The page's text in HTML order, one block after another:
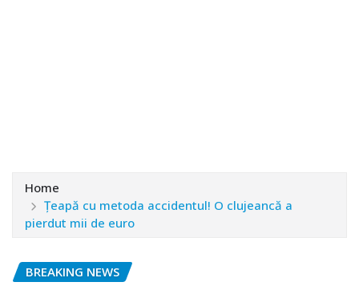
Home
Țeapă cu metoda accidentul! O clujeancă a
pierdut mii de euro
BREAKING NEWS